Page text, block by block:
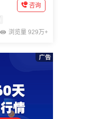
咨询
浏览量 929万+